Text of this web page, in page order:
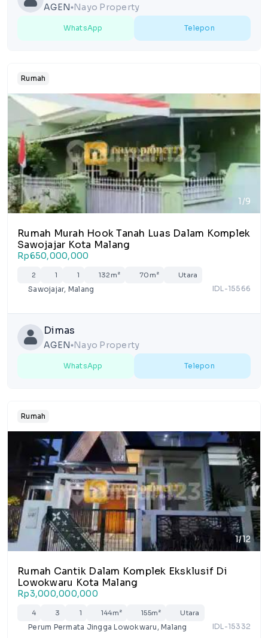
AGEN lens Nayo Property
WhatsApp Telepon
Rumah
1/9
Rumah Murah Hook Tanah Luas Dalam Komplek
Sawojajar Kota Malang
Rp650,000,000
2 1 1 132m² 70m² Utara
Sawojajar, Malang IDL-15566
Dimas
AGEN lens Nayo Property
WhatsApp Telepon
Rumah
1/12
Rumah Cantik Dalam Komplek Eksklusif Di
Lowokwaru Kota Malang
Rp3,000,000,000
4 3 1 144m² 155m² Utara
Perum Permata Jingga Lowokwaru, Malang IDL-15332